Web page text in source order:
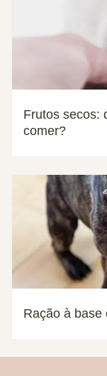
Frutos secos:
comer?
Ração à base